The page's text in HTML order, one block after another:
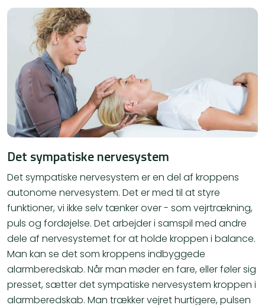
Det sympatiske nervesystem
Det sympatiske nervesystem er en del af kroppens
autonome nervesystem. Det er med til at styre
funktioner, vi ikke selv tænker over - som vejrtrækning,
puls og fordøjelse. Det arbejder i samspil med andre
dele af nervesystemet for at holde kroppen i balance.
Man kan se det som kroppens indbyggede
alarmberedskab. Når man møder en fare, eller føler sig
presset, sætter det sympatiske nervesystem kroppen i
alarmberedskab. Man trækker vejret hurtigere, pulsen